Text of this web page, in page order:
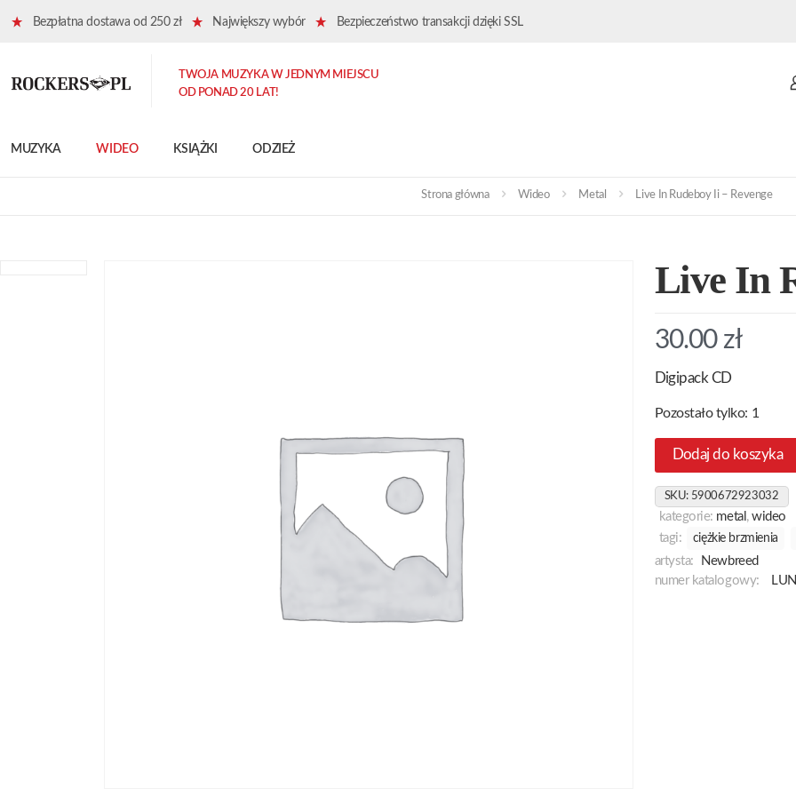
Bezpłatna dostawa od 250 zł Największy wybór Bezpieczeństwo transakcji dzięki SSL
MUZYKA WIDEO KSIĄŻKI ODZIEŻ
TWOJA MUZYKA W JEDNYM MIEJSCU
OD PONAD 20 LAT!
Strona główna Wideo Metal Live In Rudeboy Ii – Revenge
Live In
30.00 zł
Digipack CD
Pozostało tylko: 1
Dodaj do koszyka
SKU: 5900672923032
kategorie: metal ,wideo
tagi:
ciężkie brzmienia
artysta:
Newbreed
numer katalogowy: